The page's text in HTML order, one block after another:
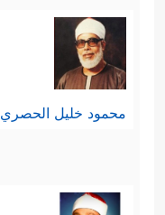
محمود خليل الحصري